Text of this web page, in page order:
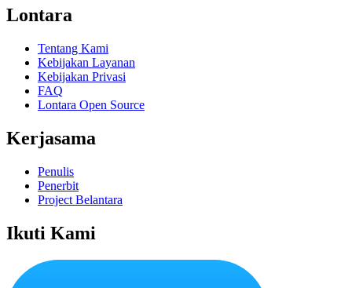
Lontara
Tentang Kami
Kebijakan Layanan
Kebijakan Privasi
FAQ
Lontara Open Source
Kerjasama
Penulis
Penerbit
Project Belantara
Ikuti Kami